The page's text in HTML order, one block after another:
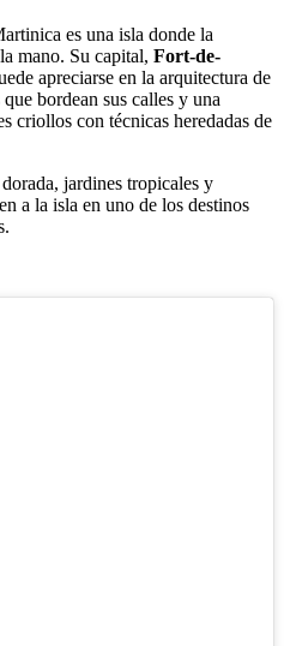
es una isla donde la
mano. Su capital, Fort-de-
apreciarse en la arquitectura de
bordean sus calles y una
criollos con técnicas heredadas de
jardines tropicales y
a la isla en uno de los destinos